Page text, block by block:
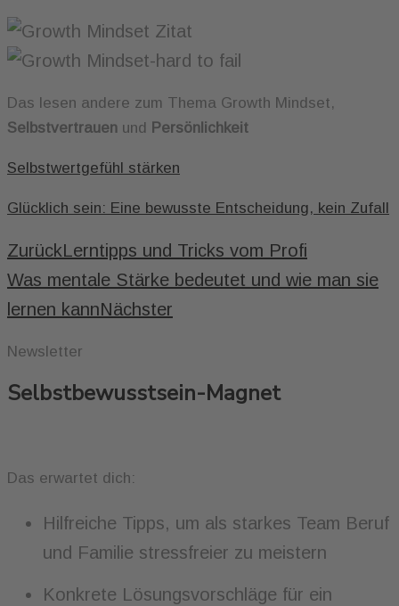
Das lesen andere zum Thema Growth Mindset,
Selbstvertrauen und Persönlichkeit
Selbstwertgefühl stärken
Glücklich sein: Eine bewusste Entscheidung, kein Zufall
ZurückLerntipps und Tricks vom Profi
Was mentale Stärke bedeutet und wie man sie
lernen kannNächster
Newsletter
Selbstbewusstsein-Magnet
Das erwartet dich:
Hilfreiche Tipps, um als starkes Team Beruf
und Familie stressfreier zu meistern
Konkrete Lösungsvorschläge für ein